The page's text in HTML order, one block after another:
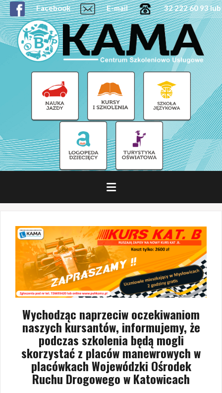
Facebook E-mail 32 222 60 93
Wychodząc naprzeciw oczekiwaniom
naszych kursantów, informujemy, że
podczas szkolenia będą mogli
skorzystać z placów manewrowych w
placówkach Wojewódzki Ośrodek
Ruchu Drogowego w Katowicach